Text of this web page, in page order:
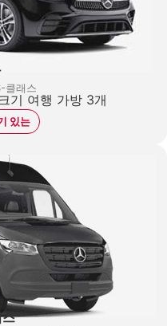
클래스
기 여행 가방 3개
있는